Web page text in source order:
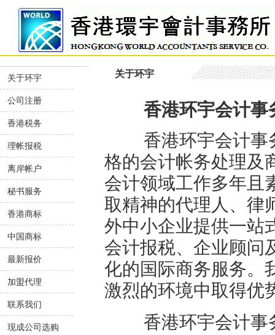
关于环宇
公司注册
香港税务
理帐报税
离岸帐户
秘书服务
香港商标
中国商标
最新报价
加盟代理
联系我们
现成公司选购
关于环宇
香港环宇会计事务
香港环宇会计事务
格的会计帐务处理及
会计领域工作多年且
取精神的代理人、律
外中小企业提供一站
会计报税、企业顾问
化的国际商务服务。
激烈的环境中取得优
香港环宇会计事务